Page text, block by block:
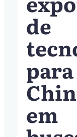
de
para
em